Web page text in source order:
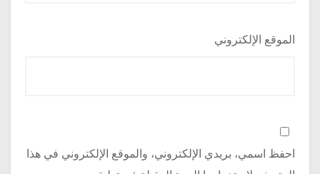
الموقع الإلكتروني
احفظ اسمي، بريدي الإلكتروني، والموقع الإلكتروني في هذا